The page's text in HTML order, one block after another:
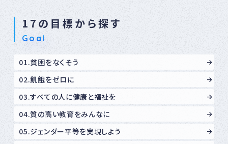
17の目標から探す
Goal
01.貧困をなくそう
02.飢餓をゼロに
03.すべての人に健康と福祉を
04.質の高い教育をみんなに
05.ジェンダー平等を実現しよう